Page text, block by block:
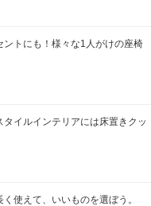
トにも！様々な1人がけの座椅
タイルインテリアには床置きクッ
使えて、いいものを選ぼう。